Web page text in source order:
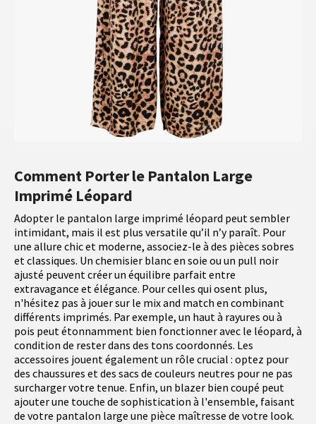
Comment Porter le Pantalon Large
Imprimé Léopard
Adopter le pantalon large imprimé léopard peut sembler
intimidant, mais il est plus versatile qu’il n’y paraît. Pour
une allure chic et moderne, associez-le à des pièces sobres
et classiques. Un chemisier blanc en soie ou un pull noir
ajusté peuvent créer un équilibre parfait entre
extravagance et élégance. Pour celles qui osent plus,
n'hésitez pas à jouer sur le mix and match en combinant
différents imprimés. Par exemple, un haut à rayures ou à
pois peut étonnamment bien fonctionner avec le léopard, à
condition de rester dans des tons coordonnés. Les
accessoires jouent également un rôle crucial : optez pour
des chaussures et des sacs de couleurs neutres pour ne pas
surcharger votre tenue. Enfin, un blazer bien coupé peut
ajouter une touche de sophistication à l'ensemble, faisant
de votre pantalon large une pièce maîtresse de votre look.